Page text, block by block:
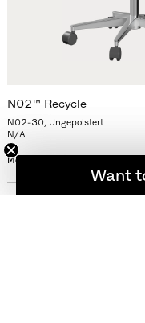
N02™ Recycle
N02-30, Ungepolstert
N/A
Mehr Varianten
Möchten
Want